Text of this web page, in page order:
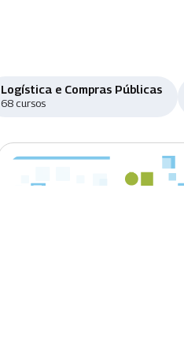
Logística e Compras Públicas
68 cursos